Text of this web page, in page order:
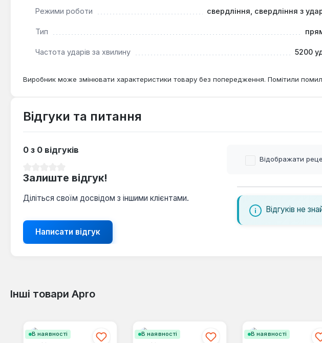
Режими роботи свердління, свердління з
Тип
Частота ударів за хвилину 5200
Виробник може змінювати характеристики товару без попередження. Помітили
Відгуки та питання
0 з 0 відгуків
Залиште відгук!
Діліться своїм досвідом з іншими клієнтами.
Написати відгук
Відображати
Відгуків не
Інші товари Apro
В наявності В наявності В наявності